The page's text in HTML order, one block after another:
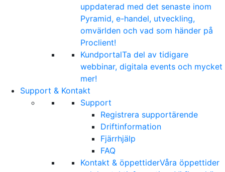
uppdaterad med det senaste inom
Pyramid, e-handel, utveckling,
omvärlden och vad som händer på
Proclient!
KundportalTa del av tidigare
webbinar, digitala events och mycket
mer!
Support & Kontakt
Support
Registrera supportärende
Driftinformation
Fjärrhjälp
FAQ
Kontakt & öppettiderVåra öppettider